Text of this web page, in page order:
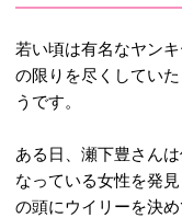
若い頃は有名なヤン
の限りを尽くしてい
うです。
ある日、瀬下豊さん
なっている女性を発
の頭にウイリーを決